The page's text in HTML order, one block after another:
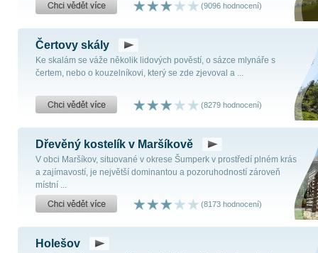
(9096 hodnocení)
Čertovy skály
Ke skalám se váže několik lidových pověstí, o sázce mlynáře s
čertem, nebo o kouzelníkovi, který se zde zjevoval a ...
(8279 hodnocení)
Dřevěný kostelík v Maršíkově
V obci Maršíkov, situované v okrese Šumperk v prostředí plném krás
a zajímavostí, je největší dominantou a pozoruhodností zároveň
místní ...
(8173 hodnocení)
Holešov